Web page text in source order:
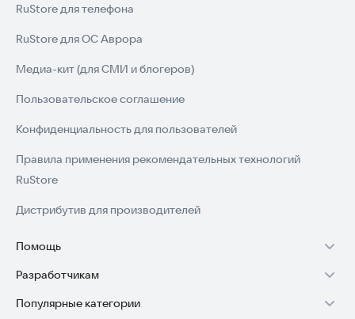
RuStore для телефона
RuStore для ОС Аврора
Медиа-кит (для СМИ и блогеров)
Пользовательское соглашение
Конфиденциальность для пользователей
Правила применения рекомендательных технологий
RuStore
Дистрибутив для производителей
Помощь
Установка RuStore на TV
Установка RuStore на телефон
Разработчикам
Зарабатывать с RuStore
Популярные категории